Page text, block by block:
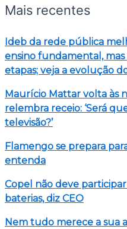
Mais recentes
Ideb da rede pública
ensino fundamental, mas
etapas; veja a evolução
Maurício Mattar volta às
relembra receio: ‘Será
televisão?’
Flamengo se prepara
entenda
Copel não deve
baterias, diz CEO
Nem tudo merece a sua